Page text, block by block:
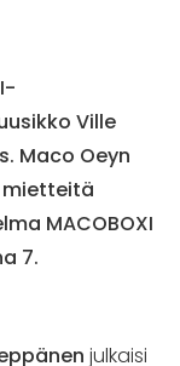
Ville
Maco Oeyn
mietteitä
MACOBOXI
7.
julkaisi